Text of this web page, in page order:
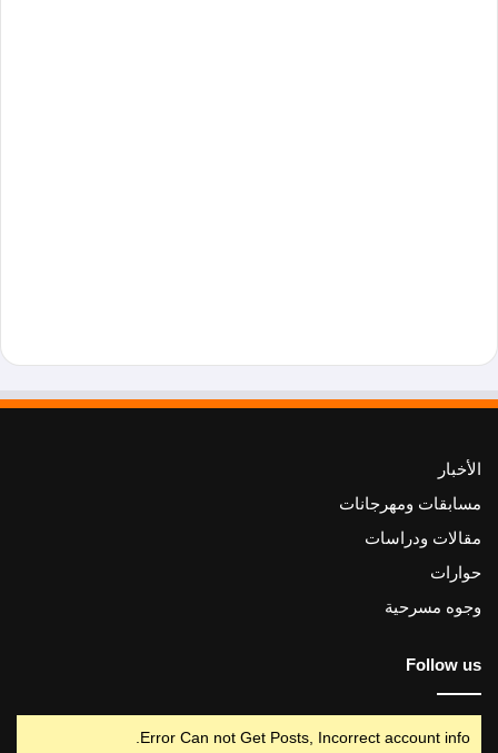
الأخبار
مسابقات ومهرجانات
مقالات ودراسات
حوارات
وجوه مسرحية
Follow us
Error Can not Get Posts, Incorrect account info.